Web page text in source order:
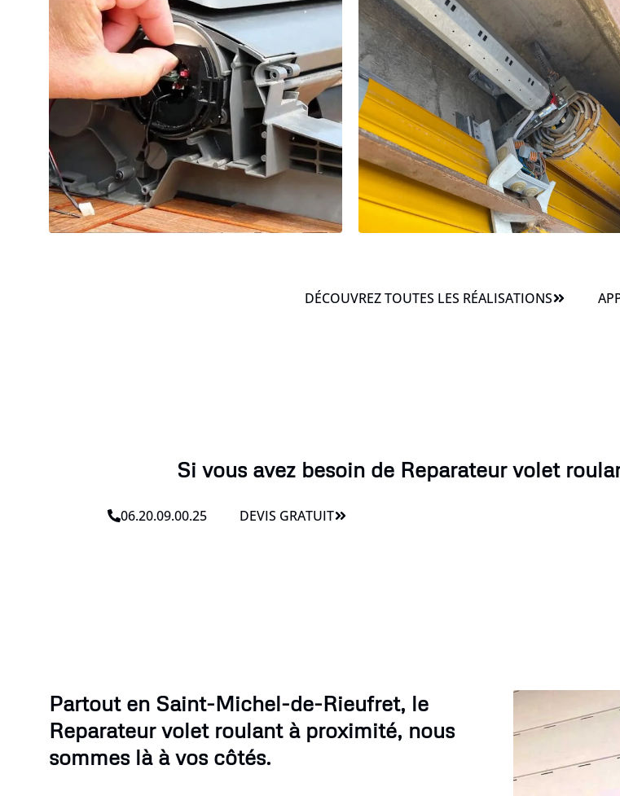
DÉCOUVREZ TOUTES LES RÉALISATIONS
Si vous avez besoin de Reparateur volet
06.20.09.00.25 DEVIS GRATUIT
Partout en Saint-Michel-de-Rieufret, le
Reparateur volet roulant à proximité, nous
sommes là à vos côtés.